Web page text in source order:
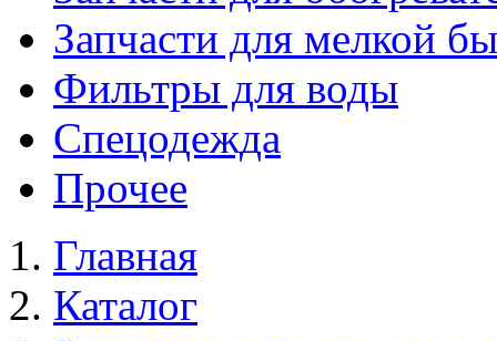
Запчасти для мелкой
Фильтры для воды
Спецодежда
Прочее
Главная
Каталог